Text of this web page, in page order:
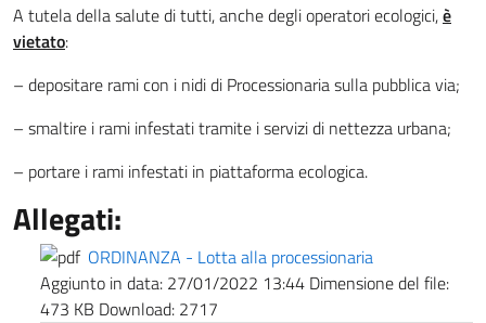
A tutela della salute di tutti, anche degli operatori ecologici,è
vietato:
– depositare rami con i nidi di Processionaria sulla pubblica via;
– smaltire i rami infestati tramite i servizi di nettezza urbana;
– portare i rami infestati in piattaforma ecologica.
Allegati:
ORDINANZA - Lotta alla processionaria
Aggiunto in data: 27/01/2022 13:44 Dimensione del file:
473 KB Download: 2717